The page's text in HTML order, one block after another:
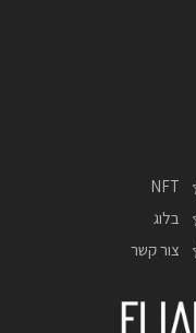
NFT
בלוג
צור קשר